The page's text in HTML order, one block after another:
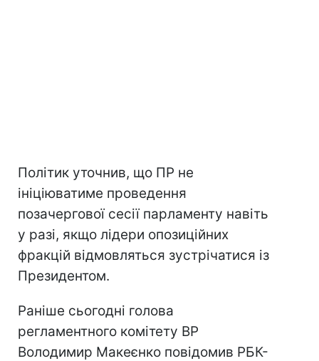
Політик уточнив, що ПР не
ініціюватиме проведення
позачергової сесії парламенту навіть
у разі, якщо лідери опозиційних
фракцій відмовляться зустрічатися із
Президентом.
Раніше сьогодні голова
регламентного комітету ВР
Володимир Макеєнко повідомив РБК-